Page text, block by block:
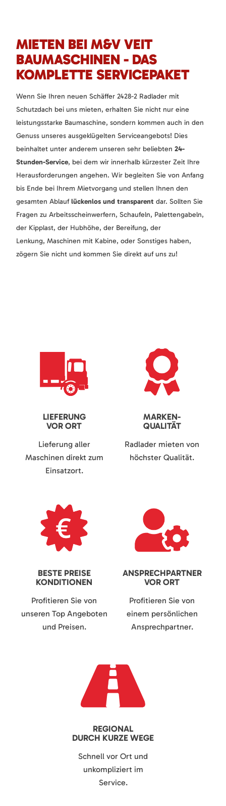
MIETEN BEI M&V VEIT
BAUMASCHINEN - DAS
KOMPLETTE SERVICEPAKET
Wenn Sie Ihren neuen Schäffer 2428-2 Radlader mit
Schutzdach bei uns mieten, erhalten Sie nicht nur eine
leistungsstarke Baumaschine, sondern kommen auch in den
Genuss unseres ausgeklügelten Serviceangebots! Dies
beinhaltet unter anderem unseren sehr beliebten 24-
Stunden-Service, bei dem wir innerhalb kürzester Zeit Ihre
Herausforderungen angehen. Wir begleiten Sie von Anfang
bis Ende bei Ihrem Mietvorgang und stellen Ihnen den
gesamten Ablauflückenlos und transparent dar. Sollten Sie
Fragen zu Arbeitsscheinwerfern, Schaufeln, Palettengabeln,
der Kipplast, der Hubhöhe, der Bereifung, der
Lenkung, Maschinen mit Kabine, oder Sonstiges haben,
zögern Sie nicht und kommen Sie direkt auf uns zu!
LIEFERUNG
VOR ORT
Lieferung aller
Maschinen direkt zum
Einsatzort.
MARKEN-
QUALITÄT
Radlader mieten von
höchster Qualität.
BESTE PREISE
KONDITIONEN
Profitieren Sie von
unseren Top Angeboten
und Preisen.
ANSPRECHPARTNER
VOR ORT
Profitieren Sie von
einem persönlichen
Ansprechpartner.
REGIONAL
DURCH KURZE WEGE
Schnell vor Ort und
unkompliziert im
Service.